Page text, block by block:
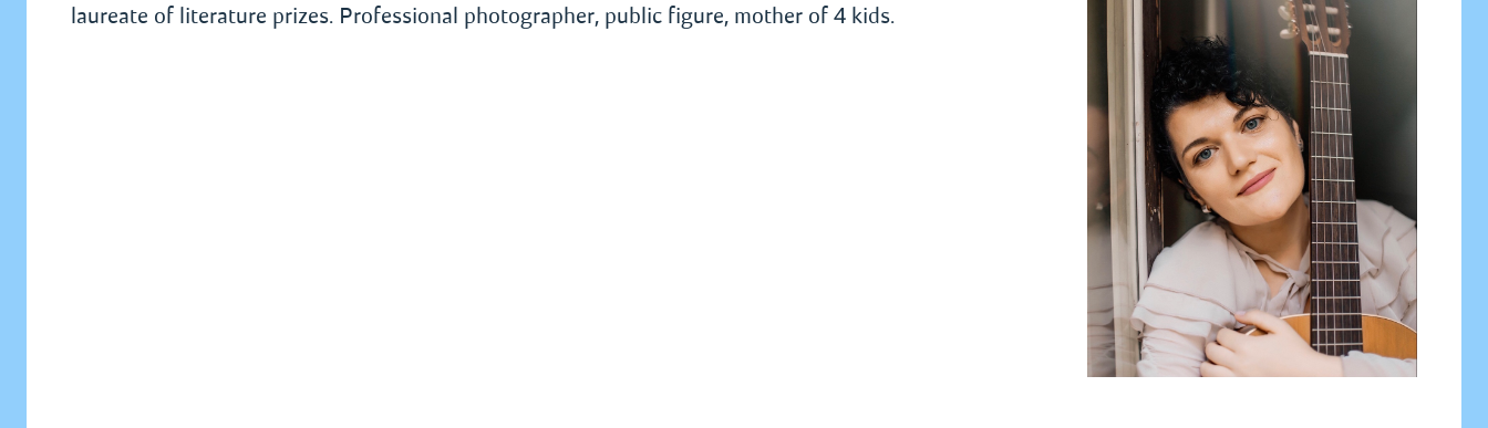
laureate of literature prizes. Professional photographer, public figure, mother of 4 kids.